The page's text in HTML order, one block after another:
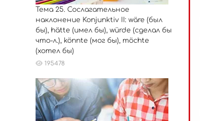
Тема 25. Сослагательное
наклонение Konjunktiv II: wäre (был
бы), hätte (имел бы), würde (сделал бы
что-л.), könnte (мог бы), möchte
(хотел бы)
195478